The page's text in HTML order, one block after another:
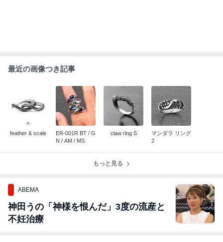
最近の画像つき記事
feather & scale
ER-001R BT / G
N / AM / MS
claw ring S
マンダラ リング
2
もっと見る
ABEMA
神田うの「神様を恨んだ」3度の流産と
不妊治療